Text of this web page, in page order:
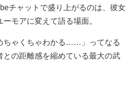
チャットで盛り上がるのは、彼女
モアに変えて語る場面。
ちゃくちゃわかる……」ってなる
との距離感を縮めている最大の武